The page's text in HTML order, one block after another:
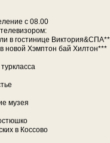
с 08.00
в го­сти­ни­це
но­вой Хэмптон бай Хилтон***
му­зея
в Кос­со­во